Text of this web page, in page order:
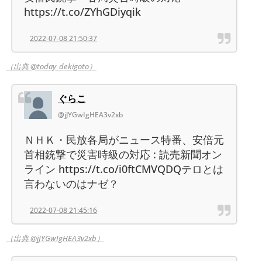
https://t.co/ZYhGDiyqik
2022-07-08 21:50:37
（出典 @today_dekigoto）
ぐらこ
@jJYGwIgHEA3v2xb
ＮＨＫ・民放各局がニュース特番、安倍元
首相銃撃で災害時級の対応 : 読売新聞オン
ライン https://t.co/i0ftCMVQDQテロとは
言わないのはナゼ？
2022-07-08 21:45:16
（出典 @jJYGwIgHEA3v2xb）